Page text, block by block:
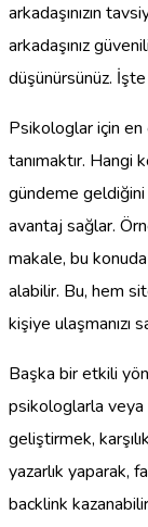
arkadaşınızın
arkadaşınız
düşünürsünüz.
Psikologlar için
tanımaktır. Hangi
gündeme
avantaj sağlar.
makale, bu
alabilir. Bu, hem
kişiye ulaşmanızı
Başka bir etkili
psikologlarla
geliştirmek,
yazarlık yaparak,
backlink